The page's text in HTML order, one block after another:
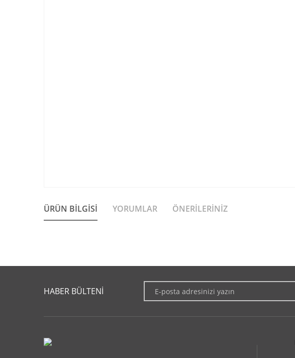
ÜRÜN BILGISI YORUMLAR ÖNERILERINIZ
Görüş ve önerileriniz için teşekkür ederiz.
Ürün açıklamasında eksik bilgiler bulunuyor.
HABER BÜLTENİ